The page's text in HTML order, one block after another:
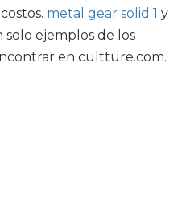
metal gear solid 1 y
solo ejemplos de los
en cultture.com.